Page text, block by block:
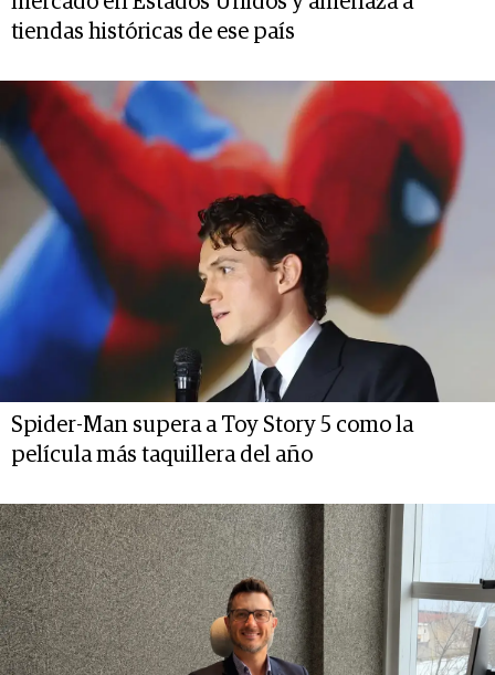
tiendas históricas de ese país
Spider-Man supera a Toy Story 5 como la
película más taquillera del año